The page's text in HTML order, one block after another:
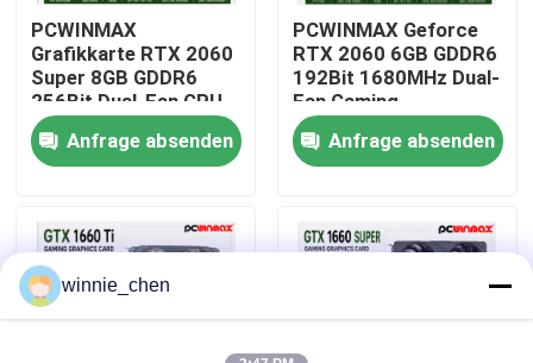
Qualitätskontrolle
Treten Sie mit uns in Verbindung
Gaming-Grafikkarten
PCWINMAX
Grafikkarte RTX 2060
Super 8GB GDDR6
256Bit Dual-Fan GPU
mit HD+3DP Ray
Tracing für Gaming PC
OEM Großhandel
Anfrage absenden
PCWINMAX Geforce
RTX 2060 6GB GDDR6
192Bit 1680MHz Dual-
Fan Gaming
Grafikkarte mit
HD/DP/DVI auf Lager
für Desktop-
Anfrage absenden
winnie_chen